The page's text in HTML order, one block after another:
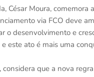
César Moura,
via FCO deve
o desenvolvimento e
este ato é mais uma
que a nova